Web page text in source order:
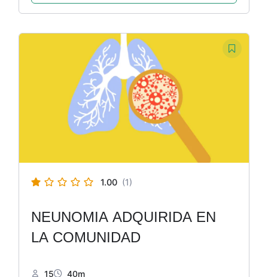
1.00 (1)
NEUNOMIA ADQUIRIDA EN
LA COMUNIDAD
15 40m